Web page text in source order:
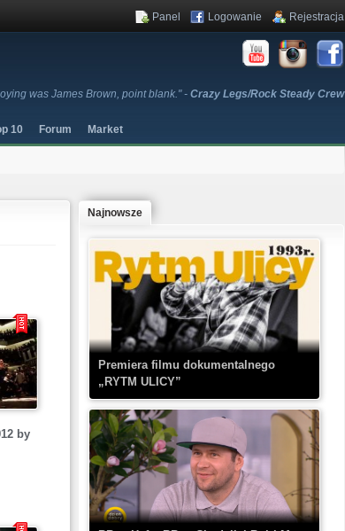
was James Brown, point blank." - Crazy Legs/Rock Steady Crew
Panel Logowanie Rejestracja
10 Forum Market
by
Najnowsze
Premiera filmu dokumentalnego
„RYTM ULICY”